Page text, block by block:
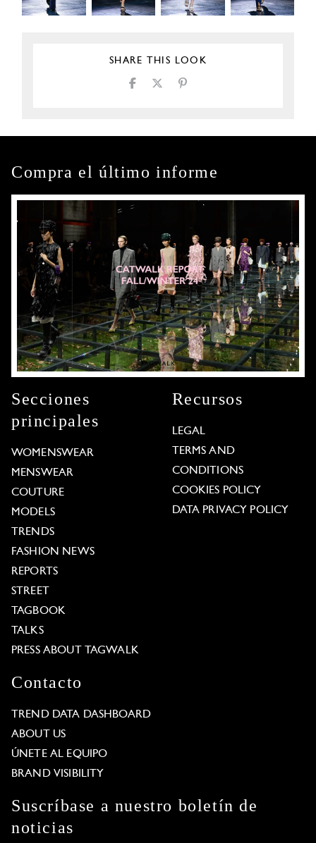
SHARE THIS LOOK
Compra el último informe
Secciones
principales
WOMENSWEAR
MENSWEAR
COUTURE
MODELS
TRENDS
FASHION NEWS
REPORTS
STREET
TAGBOOK
TALKS
PRESS ABOUT TAGWALK
Recursos
LEGAL
TERMS AND
CONDITIONS
COOKIES POLICY
DATA PRIVACY POLICY
Contacto
TREND DATA DASHBOARD
ABOUT US
ÚNETE AL EQUIPO
BRAND VISIBILITY
Suscríbase a nuestro boletín de
noticias